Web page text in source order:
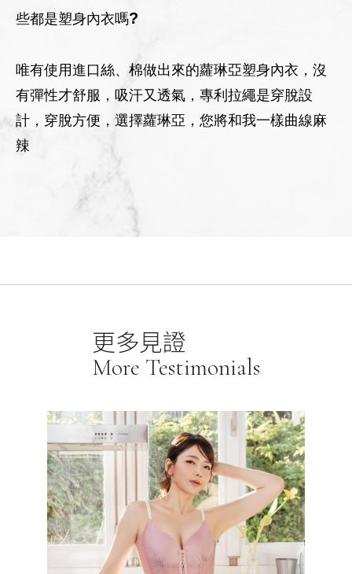
些都是塑身內衣嗎?
唯有使用進口絲、棉做出來的蘿琳亞塑身內衣，沒
有彈性才舒服，吸汗又透氣，專利拉繩是穿脫設
計，穿脫方便，選擇蘿琳亞，您將和我一樣曲線麻
辣
更多見證
More Testimonials